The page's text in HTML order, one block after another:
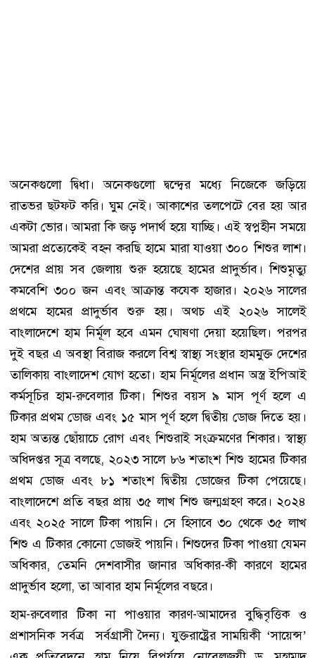
অনেকগুলো দ্বিধা। অনেকগুলো দ্বন্দ্বের মধ্যে নিজেকে জড়িয়ে
রাতভর ছটফট করি। ঘুম নেই। আকাশের তলপেটে বের হয় আর
একটা ভোর। আমরা কি জড় পদার্থ হয়ে যাচ্ছি। এই স্বপ্নহীন সময়ে
আমরা প্রত্যেকেই বহন করছি হামে মারা যাওয়া ৩০০ শিশুর লাশ।
দেশের প্রায় সব জেলায় শুরু হয়েছে হামের প্রাদুর্ভাব। শিশুমৃত্যু
কমবেশি ৩০০ জন এবং আক্রান্ত কযেক হাজার। ২০২৬ সালের
প্রথমে হামের প্রাদুর্ভাব শুরু হয়। অথচ এই ২০২৬ সালেই
বাংলাদেশে হাম নির্মূল হবে এমন ঘোষণা দেয়া হয়েছিল। পরপর
দুই বছর এ অবস্থা বিরাজ করলে বিশ্ব স্বাস্থ্য সংস্থার হামমুক্ত দেশের
তালিকায় বাংলাদেশ যোগ হতো। হাম নির্মূলের প্রধান অস্ত্র ইপিআই
কর্মসূচির হাম-রুবেলার টিকা। শিশুর বয়স ৯ মাস পূর্ণ হলে এ
টিকার প্রথম ডোজ এবং ১৫ মাস পূর্ণ হলে দ্বিতীয় ডোজ দিতে হয়।
হাম অত্যন্ত ছোঁয়াচে রোগ এবং শিশুরাই সংক্রমণের শিকার। স্বাস্থ্য
অধিদপ্তর সূত্র বলছে, ২০২৩ সালে ৮৬ শতাংশ শিশু হামের টিকার
প্রথম ডোজ এবং ৮১ শতাংশ দ্বিতীয় ডোজের টিকা পেয়েছে।
বাংলাদেশে প্রতি বছর প্রায় ৩৫ লাখ শিশু জন্মগ্রহণ করে। ২০২৪
এবং ২০২৫ সালে টিকা পায়নি। সে হিসাবে ৩০ থেকে ৩৫ লাখ
শিশু এ টিকার কোনো ডোজই পায়নি। শিশুদের টিকা পাওয়া যেমন
অধিকার, তেমনি দেশবাসীর জানার অধিকার-কী কারণে হামের
প্রাদুর্ভাব হলো, তা আবার হাম নির্মূলের বছরে।
হাম-রুবেলার টিকা না পাওয়ার কারণ-আমাদের বুদ্ধিবৃত্তিক ও
প্রশাসনিক সর্বত্র সর্বগ্রাসী দৈন্য। যুক্তরাষ্ট্রের সাময়িকী ‘সায়েন্স’